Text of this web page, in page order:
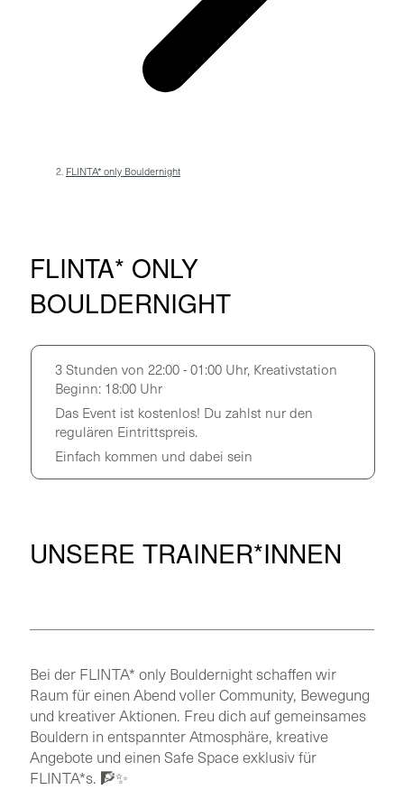
FLINTA* only Bouldernight
FLINTA* ONLY
BOULDERNIGHT
3 Stunden von 22:00 - 01:00 Uhr, Kreativstation
Beginn: 18:00 Uhr
Das Event ist kostenlos! Du zahlst nur den
regulären Eintrittspreis.
Einfach kommen und dabei sein
UNSERE TRAINER*INNEN
Bei der FLINTA* only Bouldernight schaffen wir
Raum für einen Abend voller Community, Bewegung
und kreativer Aktionen. Freu dich auf gemeinsames
Bouldern in entspannter Atmosphäre, kreative
Angebote und einen Safe Space exklusiv für
FLINTA*s. 🧗✨